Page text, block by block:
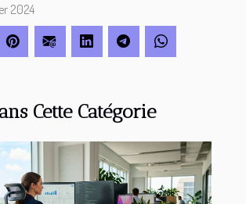
Cette Catégorie
2024